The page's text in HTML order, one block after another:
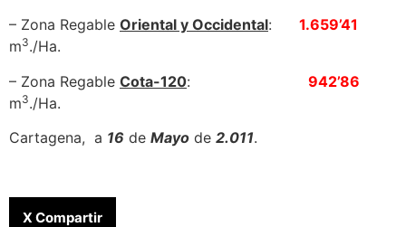
– Zona Regable Oriental y Occidental: 1.659’41
m3./Ha.
– Zona Regable Cota-120: 942’86
m3./Ha.
Cartagena, a 16 de Mayo de 2.011.
X Compartir